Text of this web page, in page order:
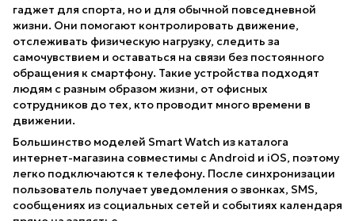
гаджет для спорта, но и для обычной повседневной
жизни. Они помогают контролировать движение,
отслеживать физическую нагрузку, следить за
самочувствием и оставаться на связи без постоянного
обращения к смартфону. Такие устройства подходят
людям с разным образом жизни, от офисных
сотрудников до тех, кто проводит много времени в
движении.
Большинство моделей Smart Watch из каталога
интернет-магазина совместимы с Android и iOS, поэтому
легко подключаются к телефону. После синхронизации
пользователь получает уведомления о звонках, SMS,
сообщениях из социальных сетей и событиях календаря